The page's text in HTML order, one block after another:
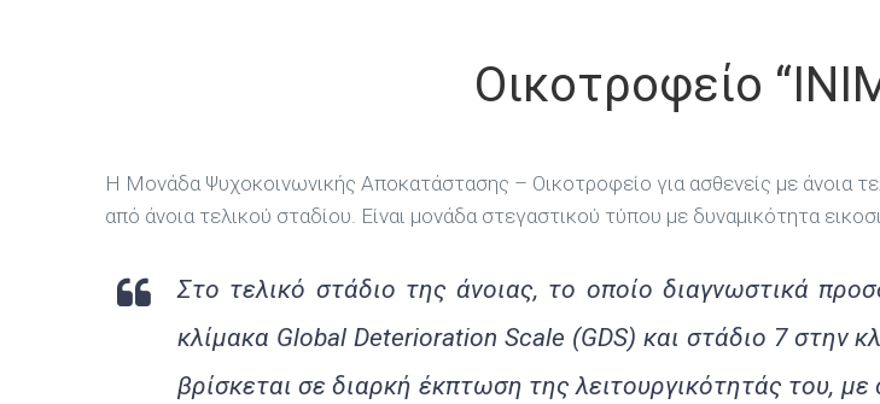
Οικοτροφείο
Η Μονάδα Ψυχοκοινωνικής Αποκατάστασης – Οικοτροφείο για ασθενείς με άνοια
από άνοια τελικού σταδίου. Είναι μονάδα στεγαστικού τύπου με δυναμικότητα
Στο τελικό στάδιο της άνοιας, το οποίο διαγνωστικά
κλίμακα Global Deterioration Scale (GDS) και στάδιο 7 στην
βρίσκεται σε διαρκή έκπτωση της λειτουργικότητάς του,